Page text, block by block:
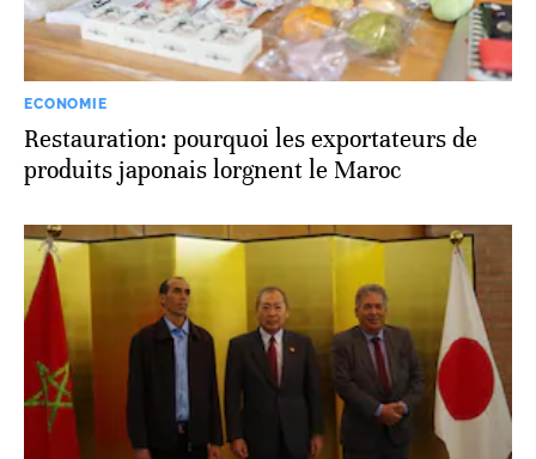
ECONOMIE
Restauration: pourquoi les exportateurs de
produits japonais lorgnent le Maroc